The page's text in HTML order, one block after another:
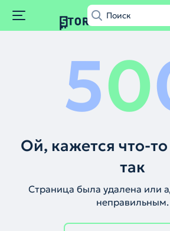
50
Ой, кажется что-
так
Страница была удалена или
неправильным.